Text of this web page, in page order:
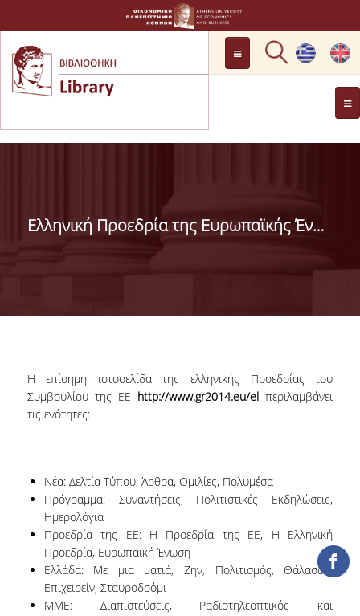
OPENING HOURS
GENERAL INFORMATION
LIBRARY COMMITTEE
COLLECTIONS
DEPOSITORY LIBRARIES
SERVICES
BORROWING
INTERLIBRARY LOAN
Ελληνική Προεδρία της Ευρωπαϊκής Ένωσης 1/1/2014-30/6/2014
Η επίσημη ιστοσελίδα της ελληνικής Προεδρίας του
Συμβουλίου της ΕΕ http://www.gr2014.eu/el περιλαμβάνει
τις ενότητες:
Νέα: Δελτία Τύπου, Άρθρα, Ομιλίες, Πολυμέσα
Πρόγραμμα: Συναντήσεις, Πολιτιστικές Εκδηλώσεις,
Ημερολόγια
Προεδρία της ΕΕ: Η Προεδρία της ΕΕ, H Ελληνική
Προεδρία, Ευρωπαϊκή Ένωση
Ελλάδα: Με μια ματιά, Ζην, Πολιτισμός, Θάλασσα,
Επιχειρείν, Σταυροδρόμι
ΜΜΕ: Διαπιστεύσεις, Ραδιοτηλεοπτικός και